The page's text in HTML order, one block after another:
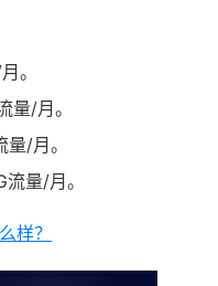
。
/月。
/月。
量/月。
样？